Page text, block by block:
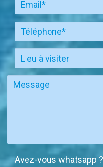
Avez-vous whatsapp ?